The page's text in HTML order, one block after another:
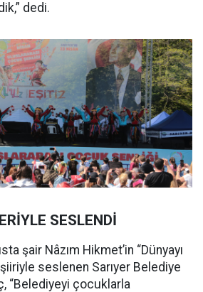
dedi.
SESLENDİ
şair Nâzım Hikmet’in “Dünyayı
seslenen Sarıyer Belediye
“Belediyeyi çocuklarla